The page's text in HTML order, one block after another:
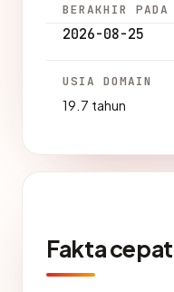
BERAKHIR PADA
2026-08-25
USIA DOMAIN
19.7 tahun
Fakta cepat